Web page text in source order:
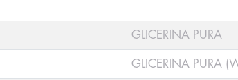
GLICERINA PURA
GLICERINA PURA